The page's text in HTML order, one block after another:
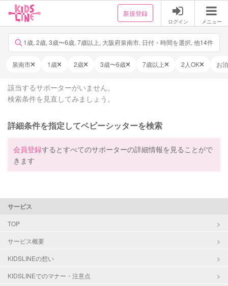
新規登録
ログイン メニュー
1歳, 2歳, 3歳〜6歳, 7歳以上, 大阪府泉南市, 日付・時間を選択, 他14件
泉南市 1歳 2歳 3歳〜6歳 7歳以上 2人OK お
該当するサポーターがいません。
検索条件を見直してみましょう。
詳細条件を指定してベビーシッターを検索
会員登録するとすべてのサポーターの詳細情報を見ることがで
きます
サービス
TOP
サービス概要
KIDSLINEの想い
KIDSLINEでのマナー・注意点